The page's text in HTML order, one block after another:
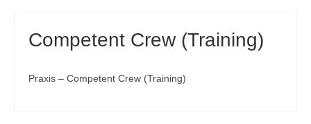
Competent Crew (Training)
Praxis – Competent Crew (Training)